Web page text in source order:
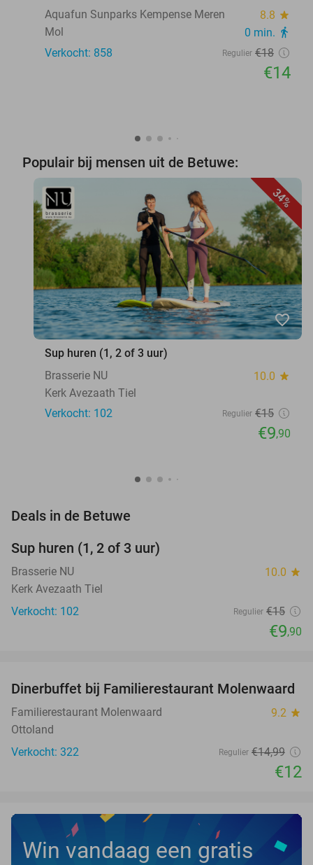
Aquafun Sunparks Kempense Meren
8.8 star
Mol 0 min. directions_walk
Verkocht: 858 Regulier €18
€14
Populair bij mensen uit de Betuwe:
34%
favorite_border
Sup huren (1, 2 of 3 uur)
Brasserie NU
10.0 star
Kerk Avezaath Tiel
Verkocht: 102
Regulier €15
€9,90
Deals in de Betuwe
Sup huren (1, 2 of 3 uur)
Brasserie NU 10.0 star
Kerk Avezaath Tiel
Verkocht: 102
Regulier €15
€9,90
20%
Dinerbuffet bij Familierestaurant Molenwaard
Familierestaurant Molenwaard 9.2 star
Ottoland
Verkocht: 322
Regulier €14,99
€12
Win vandaag een gratis